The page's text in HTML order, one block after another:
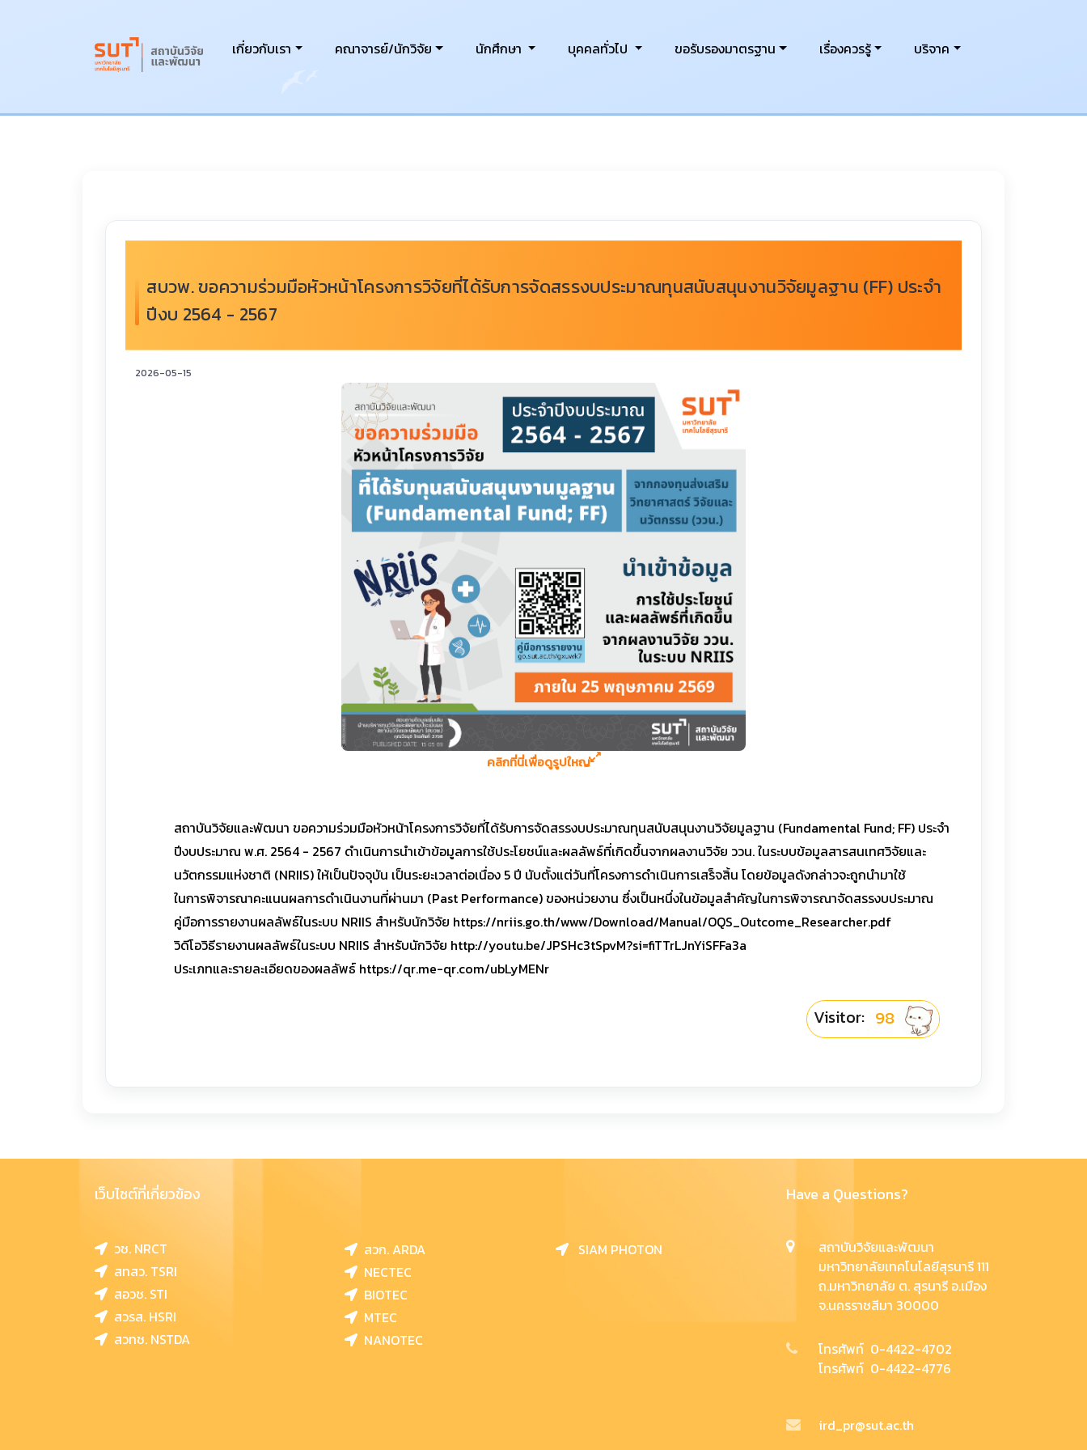
เกี่ยวกับเรา คณาจารย์/นักวิจัย นักศึกษา บุคคลทั่วไป ขอรับรองมาตรฐาน เรื่องควรรู้ บริจาค
สบวพ. ขอความร่วมมือหัวหน้าโครงการวิจัยที่ได้รับการจัดสรรงบประมาณทุนสนับสนุนงานวิจัยมูลฐาน (FF) ประจำ
ปีงบ 2564 - 2567
2026-05-15
คลิกที่นี่เพื่อดูรูปใหญ่
สถาบันวิจัยและพัฒนา ขอความร่วมมือหัวหน้าโครงการวิจัยที่ได้รับการจัดสรรงบประมาณทุนสนับสนุนงานวิจัยมูลฐาน (Fundamental Fund; FF) ประจำ
ปีงบประมาณ พ.ศ. 2564 - 2567 ดำเนินการนำเข้าข้อมูลการใช้ประโยชน์และผลลัพธ์ที่เกิดขึ้นจากผลงานวิจัย ววน. ในระบบข้อมูลสารสนเทศวิจัยและ
นวัตกรรมแห่งชาติ (NRIIS) ให้เป็นปัจจุบัน เป็นระยะเวลาต่อเนื่อง 5 ปี นับตั้งแต่วันที่โครงการดำเนินการเสร็จสิ้น โดยข้อมูลดังกล่าวจะถูกนำมาใช้
ในการพิจารณาคะแนนผลการดำเนินงานที่ผ่านมา (Past Performance) ของหน่วยงาน ซึ่งเป็นหนึ่งในข้อมูลสำคัญในการพิจารณาจัดสรรงบประมาณ
คู่มือการรายงานผลลัพธ์ในระบบ NRIIS สำหรับนักวิจัย https://nriis.go.th/www/Download/Manual/OQS_Outcome_Researcher.pdf
วิดีโอวิธีรายงานผลลัพธ์ในระบบ NRIIS สำหรับนักวิจัย http://youtu.be/JPSHc3tSpvM?si=fiTTrLJnYiSFFa3a
ประเภทและรายละเอียดของผลลัพธ์ https://qr.me-qr.com/ubLyMENr
Visitor: 98
เว็บไซต์ที่เกี่ยวข้อง
วช. NRCT
สทสว. TSRI
สอวช. STI
สวรส. HSRI
สวทช. NSTDA
สวก. ARDA
NECTEC
BIOTEC
MTEC
NANOTEC
SIAM PHOTON
Have a Questions?
สถาบันวิจัยและพัฒนา
มหาวิทยาลัยเทคโนโลยีสุรนารี 111
ถ.มหาวิทยาลัย ต. สุรนารี อ.เมือง
จ.นครราชสีมา 30000
โทรศัพท์ 0-4422-4702
โทรศัพท์ 0-4422-4776
ird_pr@sut.ac.th